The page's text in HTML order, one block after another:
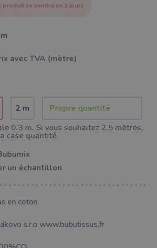
produit se vendra en 2 jours
​​avec TVA (mètre)
2 m
0.3 m. Si vous souhaitez 2,5 mètres,
case quantité.
un échantillon
en coton
s.r.o www.bubutissus,fr